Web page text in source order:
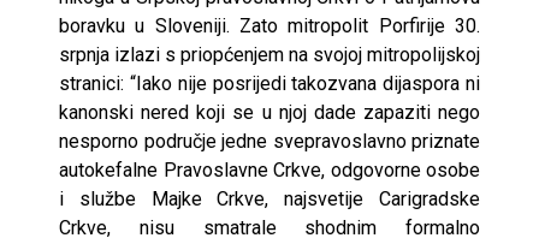
boravku u Sloveniji. Zato mitropolit Porfirije 30.
srpnja izlazi s priopćenjem na svojoj mitropolijskoj
stranici: “Iako nije posrijedi takozvana dijaspora ni
kanonski nered koji se u njoj dade zapaziti nego
nesporno područje jedne svepravoslavno priznate
autokefalne Pravoslavne Crkve, odgovorne osobe
i službe Majke Crkve, najsvetije Carigradske
Crkve, nisu smatrale shodnim formalno